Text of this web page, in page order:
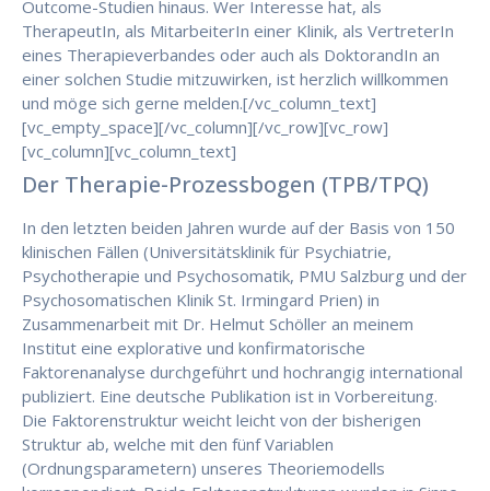
Outcome-Studien hinaus. Wer Interesse hat, als
TherapeutIn, als MitarbeiterIn einer Klinik, als VertreterIn
eines Therapieverbandes oder auch als DoktorandIn an
einer solchen Studie mitzuwirken, ist herzlich willkommen
und möge sich gerne melden.[/vc_column_text]
[vc_empty_space][/vc_column][/vc_row][vc_row]
[vc_column][vc_column_text]
Der Therapie-Prozessbogen (TPB/TPQ)
In den letzten beiden Jahren wurde auf der Basis von 150
klinischen Fällen (Universitätsklinik für Psychiatrie,
Psychotherapie und Psychosomatik, PMU Salzburg und der
Psychosomatischen Klinik St. Irmingard Prien) in
Zusammenarbeit mit Dr. Helmut Schöller an meinem
Institut eine explorative und konfirmatorische
Faktorenanalyse durchgeführt und hochrangig international
publiziert. Eine deutsche Publikation ist in Vorbereitung.
Die Faktorenstruktur weicht leicht von der bisherigen
Struktur ab, welche mit den fünf Variablen
(Ordnungsparametern) unseres Theoriemodells